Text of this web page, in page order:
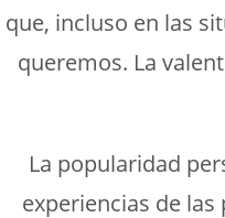
que, incluso en las
queremos. La
La popularidad
experiencias de